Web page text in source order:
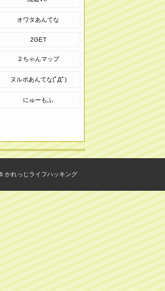
オワタあんてな
2GET
２ちゃんマップ
ヌルポあんてな(ﾟДﾟ)
にゅーもふ
かれっじライフハッキング